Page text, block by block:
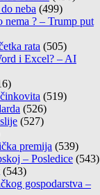
neba (499)
nema ? – Trump put
rata (505)
i Excel? – AI
(519)
(526)
(527)
premija (539)
– Posledice (543)
(543)
gospodarstva –